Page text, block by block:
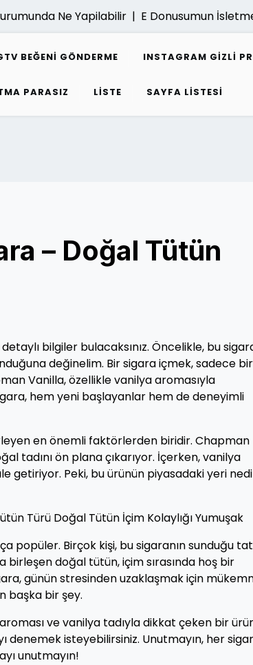
Ne Yapilabilir | E Donusumun
BEĞENI GÖNDERME INSTAGRAM GIZLI
PARASIZ LISTE SAYFA LISTESI
– Doğal Tütün
bilgiler bulacaksınız. Öncelikle, bu
değinelim. Bir sigara içmek, sadece bir
Vanilla, özellikle vanilya aromasıyla
hem yeni başlayanlar hem de deneyimli
en önemli faktörlerden biridir. Chapman
tadını ön plana çıkarıyor. İçerken, vanilya
getiriyor. Peki, bu ürünün piyasadaki yeri
Türü Doğal Tütün İçim Kolaylığı Yumuşak
popüler. Birçok kişi, bu sigaranın sunduğu tat
birleşen doğal tütün, içim sırasında hoş bir
günün stresinden uzaklaşmak için
başka bir şey.
ve vanilya tadıyla dikkat çeken bir
denemek isteyebilirsiniz. Unutmayın, her
unutmayın!